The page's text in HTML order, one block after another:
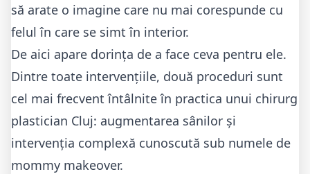
să arate o imagine care nu mai corespunde cu
felul în care se simt în interior.
De aici apare dorința de a face ceva pentru ele.
Dintre toate intervențiile, două proceduri sunt
cel mai frecvent întâlnite în practica unui chirurg
plastician Cluj: augmentarea sânilor și
intervenția complexă cunoscută sub numele de
mommy makeover.